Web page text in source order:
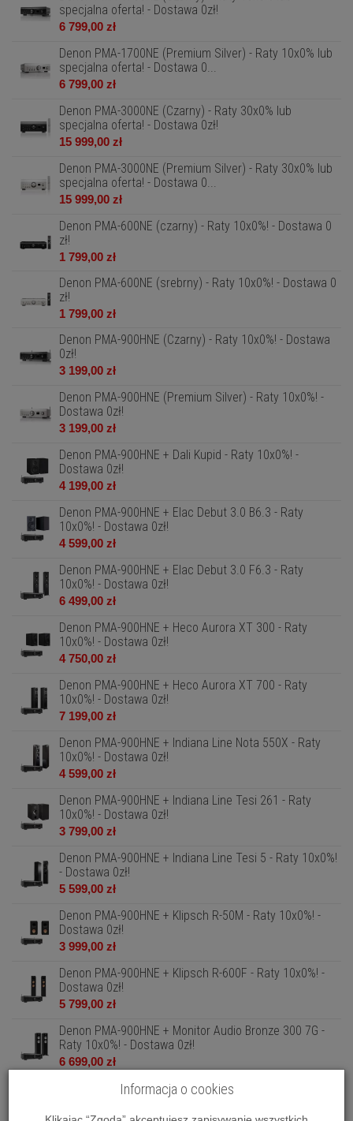
specjalna oferta! - Dostawa 0zł!
6 799,00 zł
Denon PMA-1700NE (Premium Silver) - Raty 10x0% lub
specjalna oferta! - Dostawa 0...
6 799,00 zł
Denon PMA-3000NE (Czarny) - Raty 30x0% lub
specjalna oferta! - Dostawa 0zł!
15 999,00 zł
Denon PMA-3000NE (Premium Silver) - Raty 30x0% lub
specjalna oferta! - Dostawa 0...
15 999,00 zł
Denon PMA-600NE (czarny) - Raty 10x0%! - Dostawa 0
zł!
1 799,00 zł
Denon PMA-600NE (srebrny) - Raty 10x0%! - Dostawa 0
zł!
1 799,00 zł
Denon PMA-900HNE (Czarny) - Raty 10x0%! - Dostawa
0zł!
3 199,00 zł
Denon PMA-900HNE (Premium Silver) - Raty 10x0%! -
Dostawa 0zł!
3 199,00 zł
Denon PMA-900HNE + Dali Kupid - Raty 10x0%! -
Dostawa 0zł!
4 199,00 zł
Denon PMA-900HNE + Elac Debut 3.0 B6.3 - Raty
10x0%! - Dostawa 0zł!
4 599,00 zł
Denon PMA-900HNE + Elac Debut 3.0 F6.3 - Raty
10x0%! - Dostawa 0zł!
6 499,00 zł
Denon PMA-900HNE + Heco Aurora XT 300 - Raty
10x0%! - Dostawa 0zł!
4 750,00 zł
Denon PMA-900HNE + Heco Aurora XT 700 - Raty
10x0%! - Dostawa 0zł!
7 199,00 zł
Denon PMA-900HNE + Indiana Line Nota 550X - Raty
10x0%! - Dostawa 0zł!
4 599,00 zł
Denon PMA-900HNE + Indiana Line Tesi 261 - Raty
10x0%! - Dostawa 0zł!
3 799,00 zł
Denon PMA-900HNE + Indiana Line Tesi 5 - Raty 10x0%!
- Dostawa 0zł!
5 599,00 zł
Denon PMA-900HNE + Klipsch R-50M - Raty 10x0%! -
Dostawa 0zł!
3 999,00 zł
Denon PMA-900HNE + Klipsch R-600F - Raty 10x0%! -
Dostawa 0zł!
5 799,00 zł
Denon PMA-900HNE + Monitor Audio Bronze 300 7G -
Raty 10x0%! - Dostawa 0zł!
6 699,00 zł
Denon PMA-900HNE + Monitor Audio Bronze 50 7G -
Raty 10x0%! - Dostawa 0zł!
Informacja o cookies